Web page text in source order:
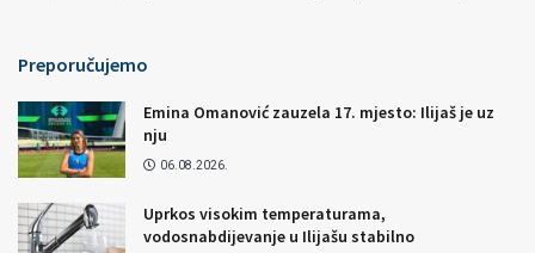
Preporučujemo
Emina Omanović zauzela 17. mjesto: Ilijaš je uz
nju
06.08.2026.
Uprkos visokim temperaturama,
vodosnabdijevanje u Ilijašu stabilno